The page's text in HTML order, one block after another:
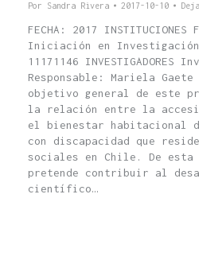
Por Sandra Rivera 2017-10-10
FECHA: 2017 INSTITUCIONES
Iniciación en Investigación
11171146 INVESTIGADORES
Responsable: Mariela Gaete
objetivo general de este
la relación entre la
el bienestar habitacional
con discapacidad que
sociales en Chile. De esta
pretende contribuir al
científico…